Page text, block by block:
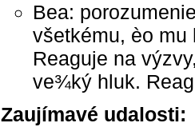
Bea:
všetkému, èo mu
Reaguje na
ve¾ký hluk.
Zaujímavé udalosti: